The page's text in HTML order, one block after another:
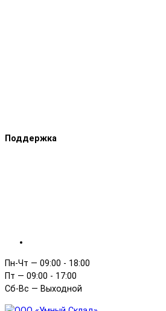
Поддержка
Пн-Чт — 09:00 - 18:00
Пт — 09:00 - 17:00
Сб-Вс — Выходной